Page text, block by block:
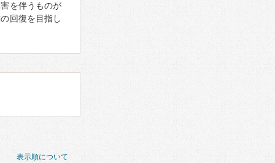
を伴うものが
回復を目指し
表示順について